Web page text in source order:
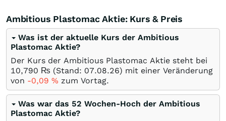
Ambitious Plastomac Aktie: Kurs & Preis
Was ist der aktuelle Kurs der Ambitious
Plastomac Aktie?
Der Kurs der Ambitious Plastomac Aktie steht bei
10,790 ₨ (Stand: 07.08.26) mit einer Veränderung
von -0,09 % zum Vortag.
Was war das 52 Wochen-Hoch der Ambitious
Plastomac Aktie?